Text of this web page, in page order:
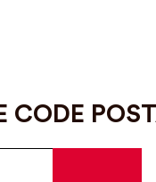
CODE